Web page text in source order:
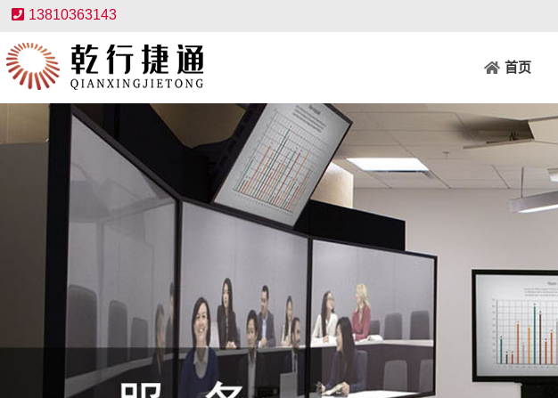
13810363143
首页